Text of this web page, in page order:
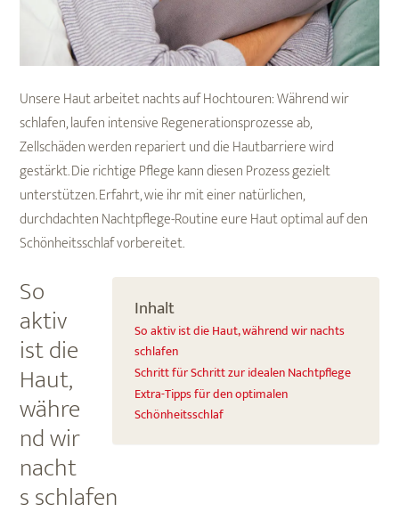
Unsere Haut arbeitet nachts auf Hochtouren: Während wir
schlafen, laufen intensive Regenerationsprozesse ab,
Zellschäden werden repariert und die Hautbarriere wird
gestärkt. Die richtige Pflege kann diesen Prozess gezielt
unterstützen. Erfahrt, wie ihr mit einer natürlichen,
durchdachten Nachtpflege-Routine eure Haut optimal auf den
Schönheitsschlaf vorbereitet.
Inhalt
So aktiv ist die Haut, während wir nachts
schlafen
Schritt für Schritt zur idealen Nachtpflege
Extra-Tipps für den optimalen
Schönheitsschlaf
So
aktiv
ist die
Haut,
währe
nd wir
nacht
s schlafen